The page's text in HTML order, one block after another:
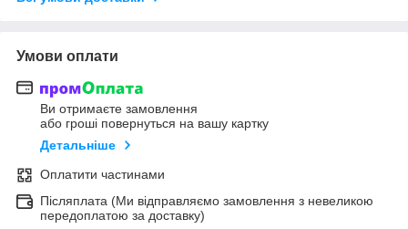
Умови оплати
Ви отримаєте замовлення
або гроші повернуться на вашу картку
Детальніше
Оплатити частинами
Післяплата (Ми відправляємо замовлення з невеликою
передоплатою за доставку)